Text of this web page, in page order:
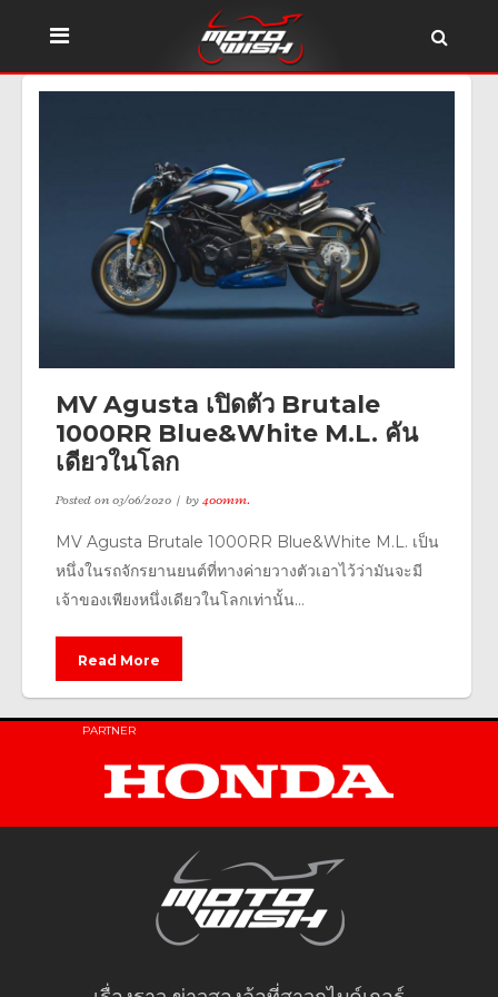
MV Agusta เปิดตัว Brutale
1000RR Blue&White M.L. คัน
เดียวในโลก
Posted on03/06/2020 by400mm.
MV Agusta Brutale 1000RR Blue&White M.L. เป็น
หนึ่งในรถจักรยานยนต์ที่ทางค่ายวางตัวเอาไว้ว่ามันจะมี
เจ้าของเพียงหนึ่งเดียวในโลกเท่านั้น...
Read More
PARTNER